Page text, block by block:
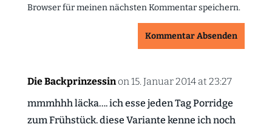
Die Backprinzessin on 15. Januar 2014 at 23:27
mmmhhh läcka…. ich esse jeden Tag Porridge
zum Frühstück. diese Variante kenne ich noch
Browser für meinen nächsten Kommentar speichern.
Kommentar Absenden